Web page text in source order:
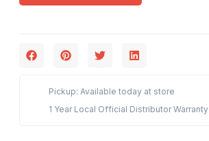
Pickup: Available today at store
1 Year Local Official Distributor Warranty